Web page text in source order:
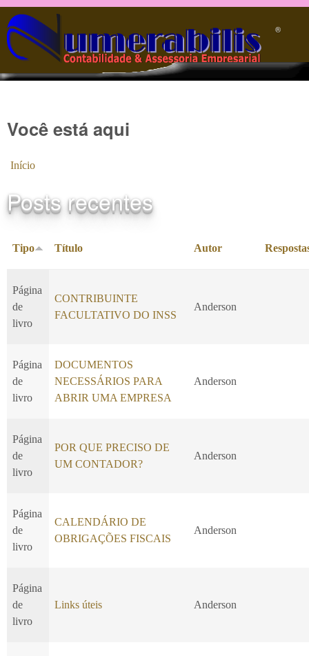
Pular para o conteúdo principal
®️
Você está aqui
Início
Posts recentes
Tipo Título Autor
Página
de
livro
CONTRIBUINTE
FACULTATIVO DO INSS
Anderson
Página
de
livro
DOCUMENTOS
NECESSÁRIOS PARA
ABRIR UMA EMPRESA
Anderson
Página
de
livro
POR QUE PRECISO DE
UM CONTADOR?
Anderson
Página
de
livro
CALENDÁRIO DE
OBRIGAÇÕES FISCAIS
Anderson
Página
de
livro
Links úteis Anderson